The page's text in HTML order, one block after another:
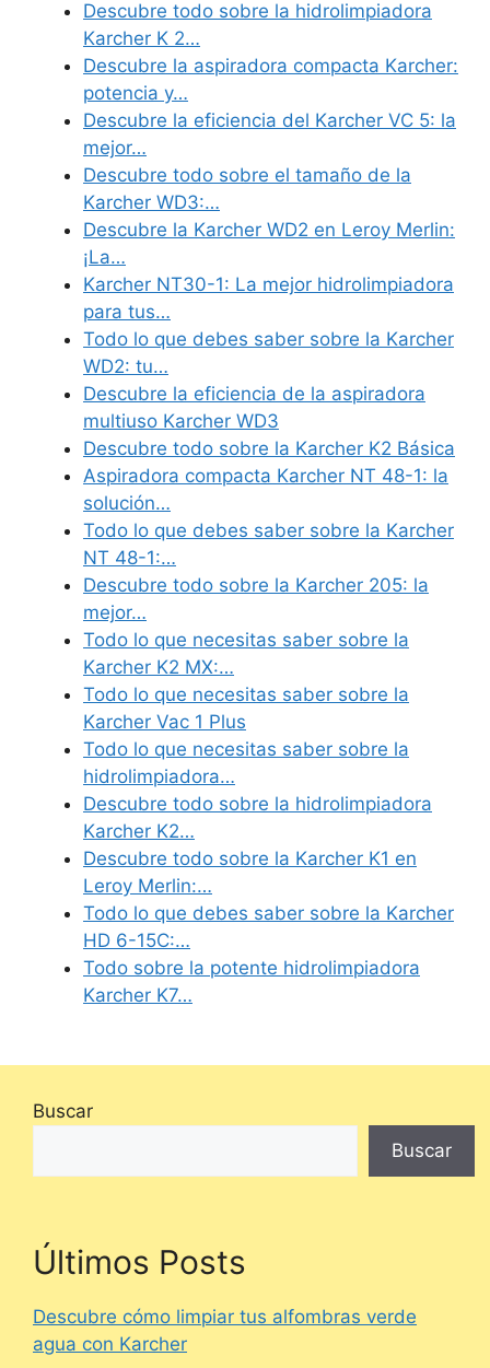
Descubre todo sobre la hidrolimpiadora
Karcher K 2…
Descubre la aspiradora compacta Karcher:
potencia y…
Descubre la eficiencia del Karcher VC 5: la
mejor…
Descubre todo sobre el tamaño de la
Karcher WD3:…
Descubre la Karcher WD2 en Leroy Merlin:
¡La…
Karcher NT30-1: La mejor hidrolimpiadora
para tus…
Todo lo que debes saber sobre la Karcher
WD2: tu…
Descubre la eficiencia de la aspiradora
multiuso Karcher WD3
Descubre todo sobre la Karcher K2 Básica
Aspiradora compacta Karcher NT 48-1: la
solución…
Todo lo que debes saber sobre la Karcher
NT 48-1:…
Descubre todo sobre la Karcher 205: la
mejor…
Todo lo que necesitas saber sobre la
Karcher K2 MX:…
Todo lo que necesitas saber sobre la
Karcher Vac 1 Plus
Todo lo que necesitas saber sobre la
hidrolimpiadora…
Descubre todo sobre la hidrolimpiadora
Karcher K2…
Descubre todo sobre la Karcher K1 en
Leroy Merlin:…
Todo lo que debes saber sobre la Karcher
HD 6-15C:…
Todo sobre la potente hidrolimpiadora
Karcher K7…
Buscar
Buscar
Últimos Posts
Descubre cómo limpiar tus alfombras verde
agua con Karcher